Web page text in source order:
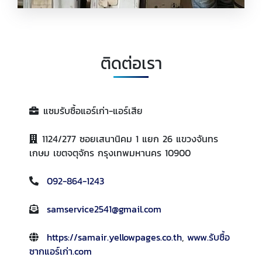
จ่ายสดไม่กดราคาติดต่อเรา
แซมรับซื้อแอร์เก่า-แอร์เสีย
1124/277 ซอยเสนานิคม 1 แยก 26 แขวงจันทร
เกษม เขตจตุจักร กรุงเทพมหานคร 10900
092-864-1243
samservice2541@gmail.com
https://samair.yellowpages.co.th, www.รับซื้อ
ซากแอร์เก่า.com